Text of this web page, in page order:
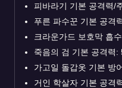
피바라기 기본 공격력/
푸른 파수꾼 기본 공격
크라운가드 보호막 흡
죽음의 검 기본 공격력:
가고일 돌갑옷 기본 방
거인 학살자 기본 공격